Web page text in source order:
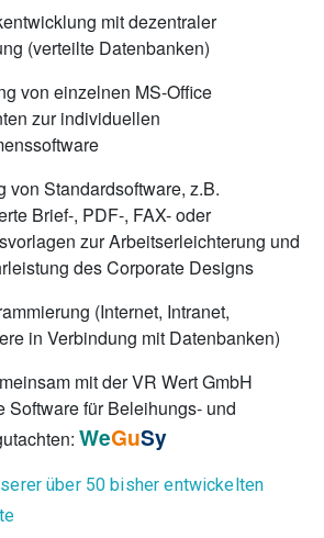
mit dezentraler
(verteilte Datenbanken)
von einzelnen MS-Office
zur individuellen
von Standardsoftware, z.B.
Brief-, PDF-, FAX- oder
zur Arbeitserleichterung und
des Corporate Designs
(Internet, Intranet,
in Verbindung mit Datenbanken)
mit der VR Wert GmbH
Software für Beleihungs- und
WeGuSy
über 50 bisher entwickelten